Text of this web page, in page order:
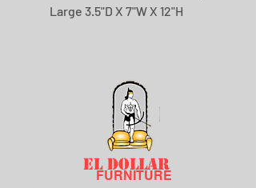
Large 3.5"D X 7"W X 12"H
EL DOLLAR
FURNITURE